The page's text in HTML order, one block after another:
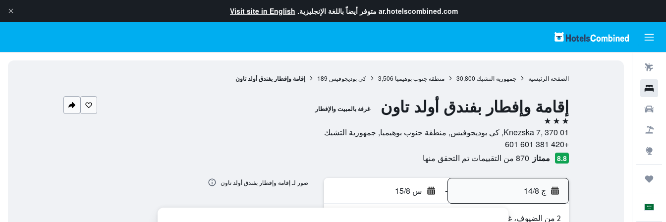
ar.hotelscombined.com متوفر أيضاً باللغة الإنجليزية. Visit site in English
الصفحة الرئيسية جمهورية التشيك 30,800 منطقة جنوب بوهيميا 3,506 كي بوديجوفيس 189 إقامة وإفطار بفندق أولد تاون
إقامة وإفطار بفندق أولد تاون غرفة بالمبيت والإفطار
3 نجوم
Knezska 7, 370 01, كي بوديجوفيس, منطقة جنوب بوهيميا, جمهورية التشيك
+420 381 601 601
8.8 ممتاز 870 من التقييمات تم التحقق منها
ج 14/8 - س 15/8
2 من الضيوف، غرفة واحدة
صور لـ إقامة وإفطار بفندق أولد تاون